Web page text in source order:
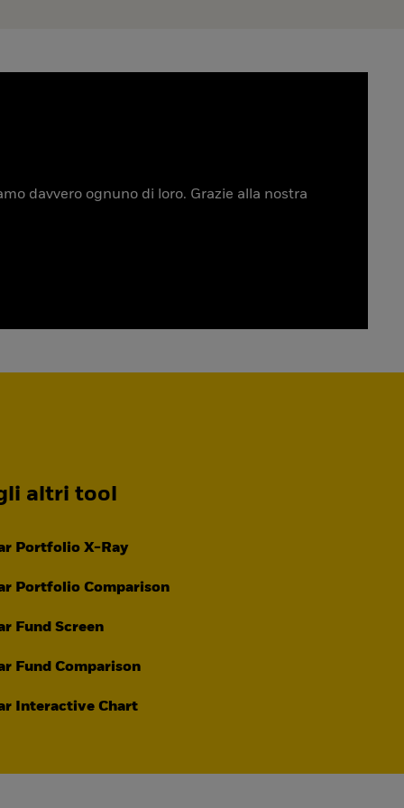
davvero ognuno di loro. Grazie alla nostra
altri tool
Portfolio X-Ray
Portfolio Comparison
Fund Screen
Fund Comparison
Interactive Chart